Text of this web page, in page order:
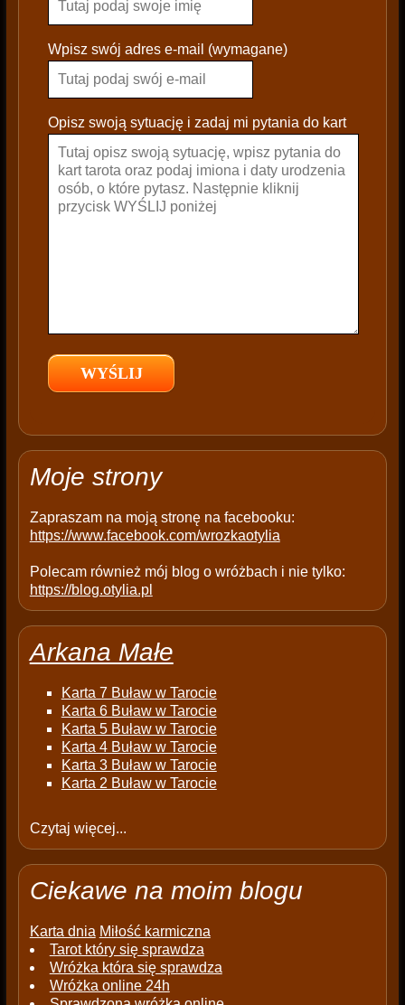
a
s
e
a
e
e
p
y
Wpisz swój adres e-mail (wymagane)
Opisz swoją sytuację i zadaj mi pytania do kart
Moje strony
Zapraszam na moją stronę na facebooku:
https://www.facebook.com/wrozkaotylia
Polecam również mój blog o wróżbach i nie tylko:
https://blog.otylia.pl
Arkana Małe
Karta 7 Buław w Tarocie
Karta 6 Buław w Tarocie
Karta 5 Buław w Tarocie
Karta 4 Buław w Tarocie
Karta 3 Buław w Tarocie
Karta 2 Buław w Tarocie
Czytaj więcej...
Ciekawe na moim blogu
Karta dnia Miłość karmiczna
Tarot który się sprawdza
Wróżka która się sprawdza
Wróżka online 24h